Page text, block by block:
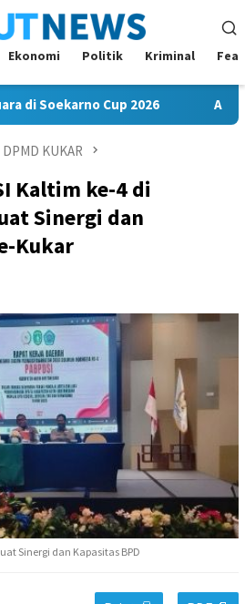
Ekonomi Politik Kriminal
Cup 2026 Andi Satya
DPMD KUKAR
Kaltim ke-4 di
Sinergi dan
Kukar
Sinergi dan Kapasitas BPD